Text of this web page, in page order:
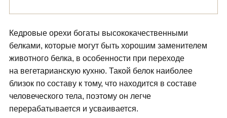
Кедровые орехи богаты высококачественными
белками, которые могут быть хорошим заменителем
животного белка, в особенности при переходе
на вегетарианскую кухню. Такой белок наиболее
близок по составу к тому, что находится в составе
человеческого тела, поэтому он легче
перерабатывается и усваивается.